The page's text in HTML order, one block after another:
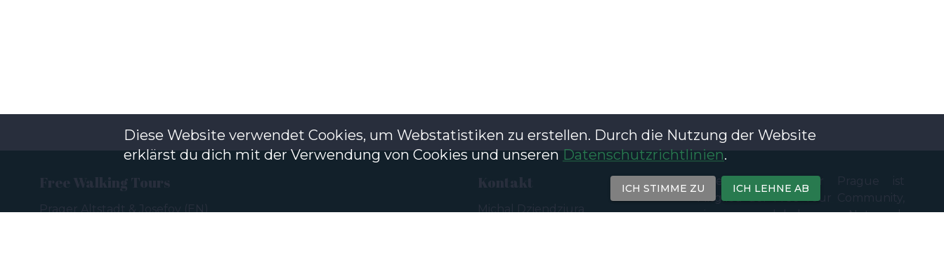
Prager Altstadt & Josefov(EN)
Michal Dziendziura
Free Walking Tour Prague ist
Mitglied derFree Tour Community
einem globalen Netzwerk
Diese Website verwendet Cookies, um Webstatistiken zu erstellen. Durch die Nutzung der Website
erklärst du dich mit der Verwendung von Cookies und unseren Datenschutzrichtlinien.
ICH STIMME ZU ICH LEHNE AB